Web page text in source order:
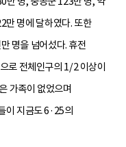
만 명에 달하였다. 또한
명을 넘어섰다. 휴전
로 전체인구의 1/2 이상이
가족이 없었으며
이 지금도 6·25의